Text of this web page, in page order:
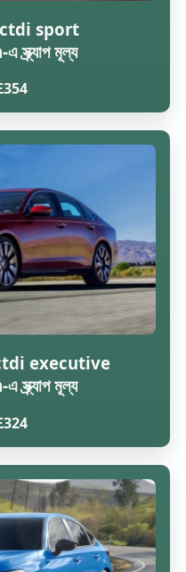
sport
মূল্য
£354
executive
মূল্য
£324